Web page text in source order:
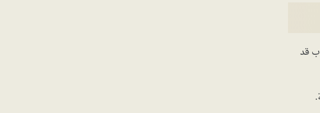
قد